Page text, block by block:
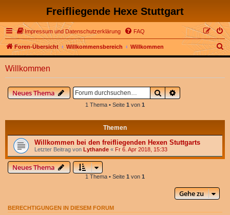
Freifliegende Hexe Stuttgart
Impressum und Datenschutzerklärung FAQ
Foren-Übersicht Willkommensbereich Willkommen
S
u
Willkommen
Neues Thema SucheErweiterte Suche
1 Thema • Seite 1 von 1
Themen
Willkommen bei den freifliegenden Hexen Stuttgarts
Letzter Beitrag von Lythande « Fr 6. Apr 2018, 15:33
Neues Thema
1 Thema • Seite 1 von 1
Gehe zu
BERECHTIGUNGEN IN DIESEM FORUM